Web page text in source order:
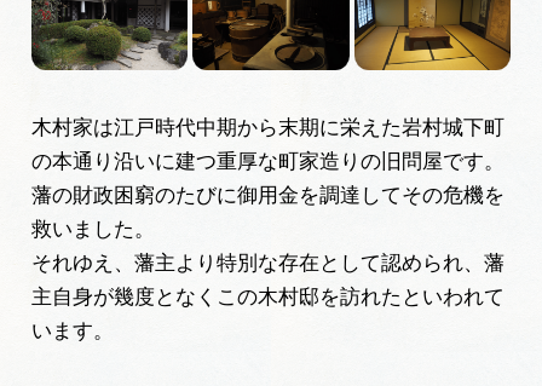
旅の予約
インフォメーション
ぎふ旅レポーター記事
早わかり岐阜
木村家は江戸時代中期から末期に栄えた岩村城下町
の本通り沿いに建つ重厚な町家造りの旧問屋です。
藩の財政困窮のたびに御用金を調達してその危機を
救いました。
それゆえ、藩主より特別な存在として認められ、藩
主自身が幾度となくこの木村邸を訪れたといわれて
います。